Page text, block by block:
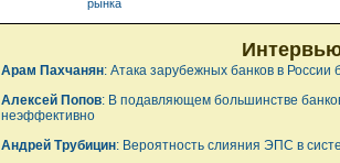
Арам Пахчанян: Атака зарубежных банков в России
Алексей Попов: В подавляющем большинстве
неэффективно
Андрей Трубицин: Вероятность слияния ЭПС в